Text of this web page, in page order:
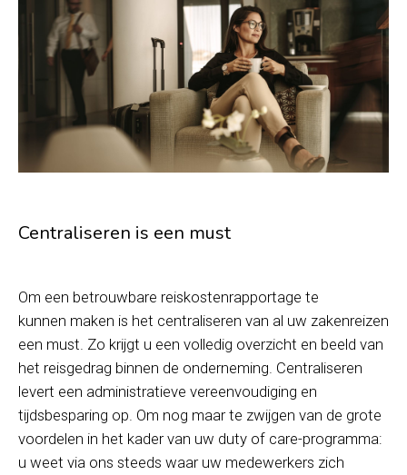
Centraliseren is een must
Om een betrouwbare reiskostenrapportage te
kunnen maken is het centraliseren van al uw zakenreizen
een must. Zo krijgt u een volledig overzicht en beeld van
het reisgedrag binnen de onderneming. Centraliseren
levert een administratieve vereenvoudiging en
tijdsbesparing op. Om nog maar te zwijgen van de grote
voordelen in het kader van uw duty of care-programma:
u weet via ons steeds waar uw medewerkers zich